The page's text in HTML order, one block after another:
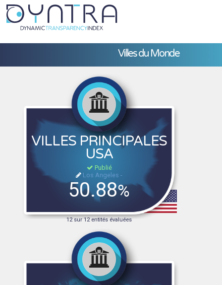
Villes du Monde
VILLES PRINCIPALES
USA
Publié
Los Angeles -
50.88%
12 sur 12 entités évaluées